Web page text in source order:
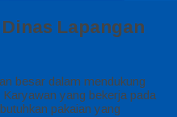
Lapangan
besar dalam mendukung
yang bekerja pada
pakaian yang